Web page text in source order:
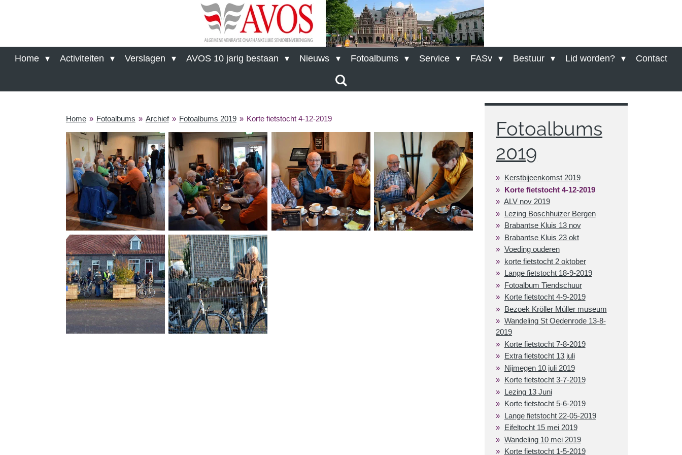
hoofdinhoud
Home Activiteiten Verslagen AVOS 10 jarig bestaan Nieuws Fotoalbums Service FASv Bestuur Lid worden? Contact
Home » Fotoalbums » Archief » Fotoalbums 2019 » Korte fietstocht 4-12-2019
Fotoalbums
2019
Kerstbijeenkomst 2019
Korte fietstocht 4-12-2019
ALV nov 2019
Lezing Boschhuizer Bergen
Brabantse Kluis 13 nov
Brabantse Kluis 23 okt
Voeding ouderen
korte fietstocht 2 oktober
Lange fietstocht 18-9-2019
Fotoalbum Tiendschuur
Korte fietstocht 4-9-2019
Bezoek Kröller Müller museum
Wandeling St Oedenrode 13-8-
2019
Korte fietstocht 7-8-2019
Extra fietstocht 13 juli
Nijmegen 10 juli 2019
Korte fietstocht 3-7-2019
Lezing 13 Juni
Korte fietstocht 5-6-2019
Lange fietstocht 22-05-2019
Eifeltocht 15 mei 2019
Wandeling 10 mei 2019
Korte fietstocht 1-5-2019